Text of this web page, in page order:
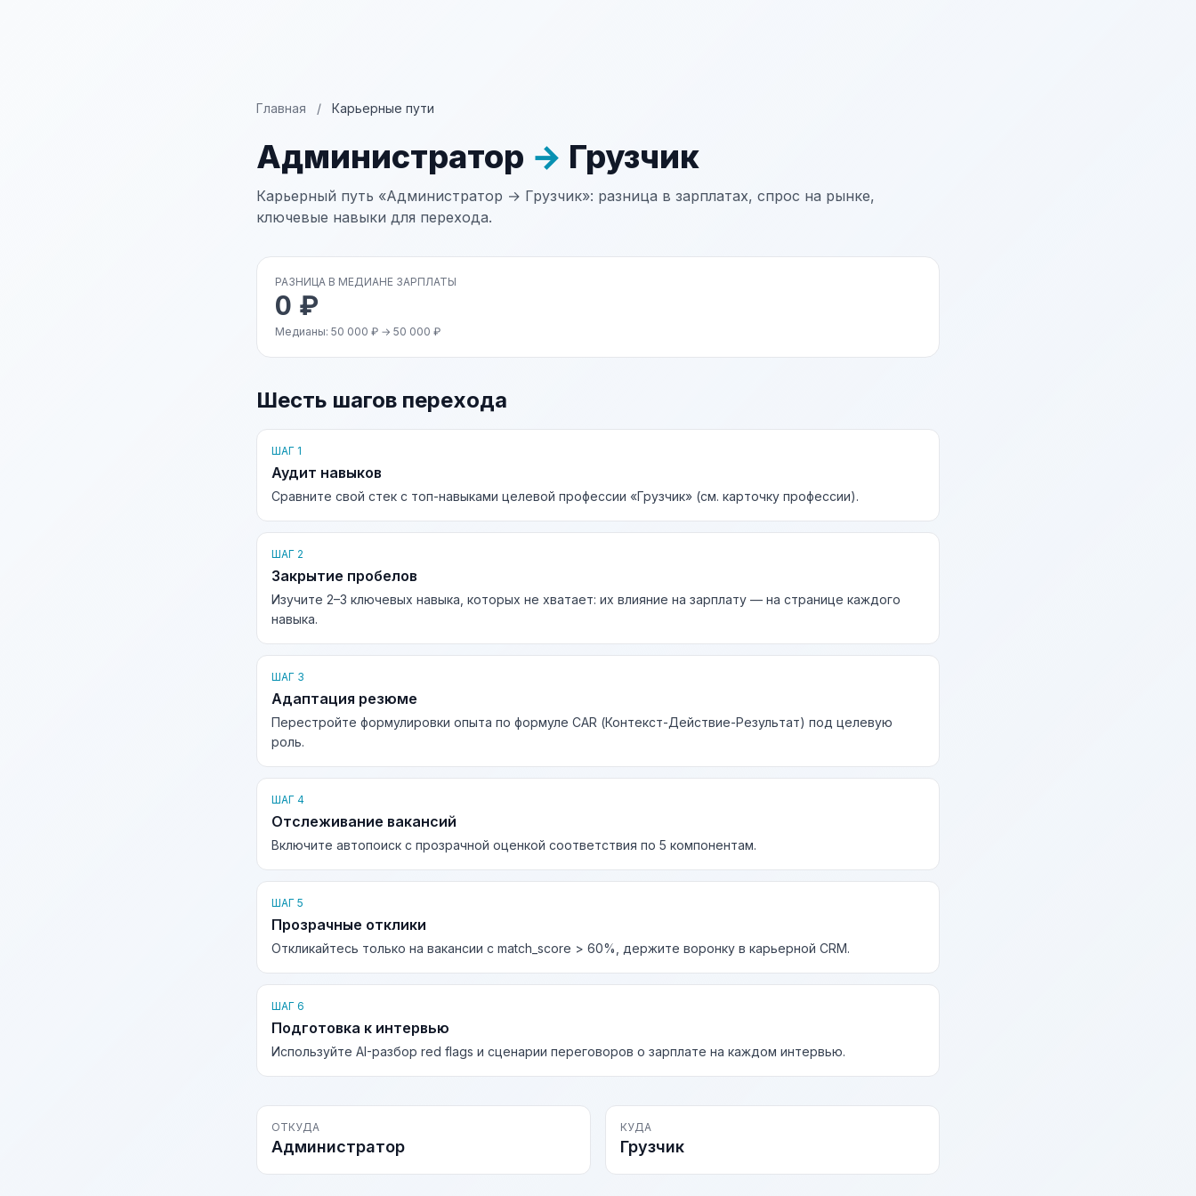
Главная / Карьерные пути
Администратор → Грузчик
Карьерный путь «Администратор → Грузчик»: разница в зарплатах, спрос на рынке,
ключевые навыки для перехода.
РАЗНИЦА В МЕДИАНЕ ЗАРПЛАТЫ
0 ₽
Медианы: 50 000 ₽ → 50 000 ₽
Шесть шагов перехода
ШАГ 1
Аудит навыков
Сравните свой стек с топ-навыками целевой профессии «Грузчик» (см. карточку профессии).
ШАГ 2
Закрытие пробелов
Изучите 2–3 ключевых навыка, которых не хватает: их влияние на зарплату — на странице каждого
навыка.
ШАГ 3
Адаптация резюме
Перестройте формулировки опыта по формуле CAR (Контекст-Действие-Результат) под целевую
роль.
ШАГ 4
Отслеживание вакансий
Включите автопоиск с прозрачной оценкой соответствия по 5 компонентам.
ШАГ 5
Прозрачные отклики
Откликайтесь только на вакансии с match_score > 60%, держите воронку в карьерной CRM.
ШАГ 6
Подготовка к интервью
Используйте AI-разбор red flags и сценарии переговоров о зарплате на каждом интервью.
ОТКУДА
Администратор
КУДА
Грузчик